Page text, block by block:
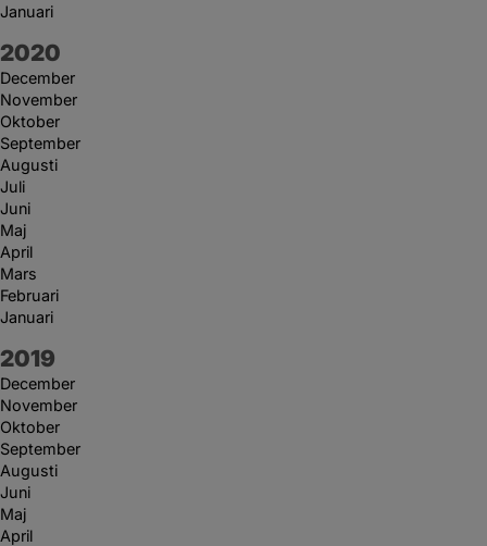
Januari
År:
2020
December
November
Oktober
September
Augusti
Juli
Juni
Maj
April
Mars
Februari
Januari
År:
2019
December
November
Oktober
September
Augusti
Juni
Maj
April